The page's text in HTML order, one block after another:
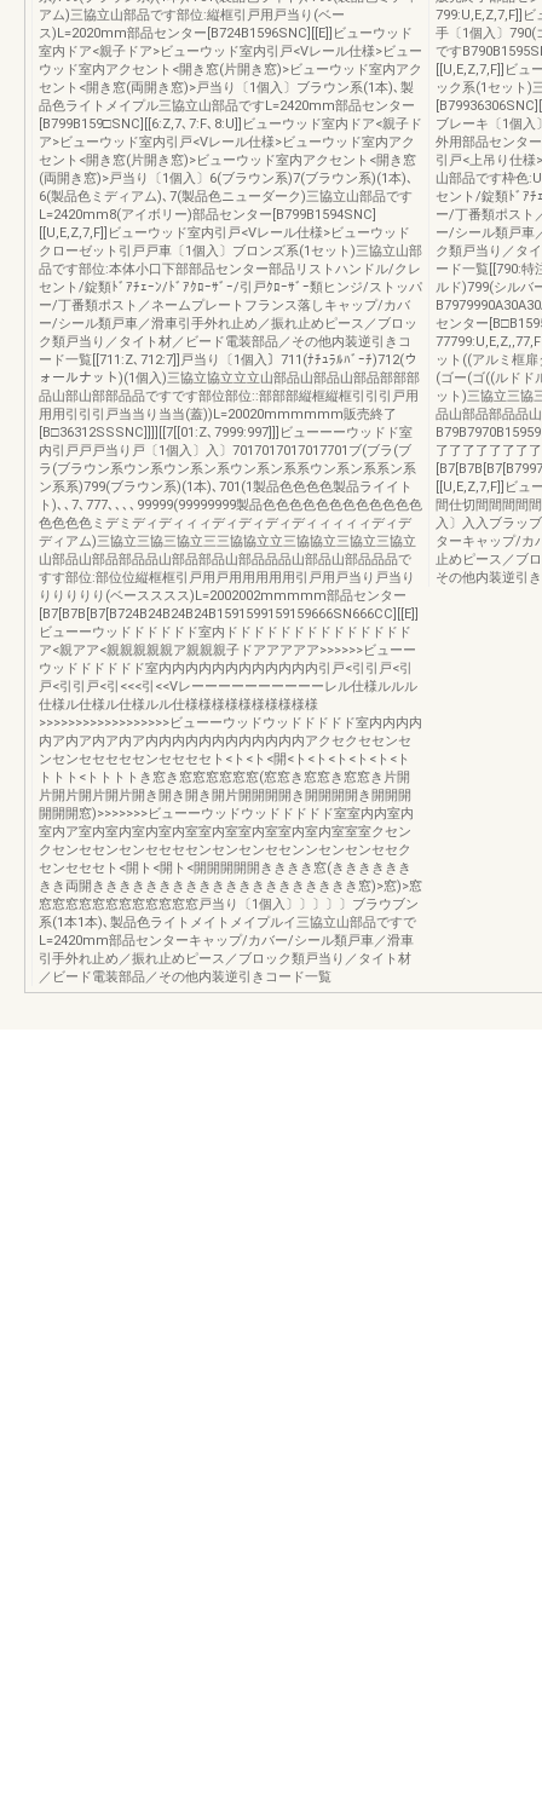
アム)三協立山部品です部位:縦框引戸用戸当り(ベー
ス)L=2020mm部品センター[B724B1596SNC][[E]]ビューウッド
室内ドア<親子ドア>ビューウッド室内引戸<Vレール仕様>ビュー
ウッド室内アクセント<開き窓(片開き窓)>ビューウッド室内アク
セント<開き窓(両開き窓)>戸当り〔1個入〕ブラウン系(1本)､製
品色ライトメイプル三協立山部品ですL=2420mm部品センター
[B799B159□SNC][[6:Z,7､7:F､8:U]]ビューウッド室内ドア<親子ド
ア>ビューウッド室内引戸<Vレール仕様>ビューウッド室内アク
セント<開き窓(片開き窓)>ビューウッド室内アクセント<開き窓
(両開き窓)>戸当り〔1個入〕6(ブラウン系)7(ブラウン系)(1本)､
6(製品色ミディアム)､7(製品色ニューダーク)三協立山部品です
L=2420mm8(アイボリー)部品センター[B799B1594SNC]
[[U,E,Z,7,F]]ビューウッド室内引戸<Vレール仕様>ビューウッド
クローゼット引戸戸車〔1個入〕ブロンズ系(1セット)三協立山部
品です部位:本体小口下部部品センター部品リストハンドル/クレ
セント/錠類ﾄﾞｱﾁｪｰﾝ/ﾄﾞｱｸﾛｰｻﾞｰ/引戸ｸﾛｰｻﾞｰ類ヒンジ/ストッパ
ー/丁番類ポスト／ネームプレートフランス落しキャップ/カバ
ー/シール類戸車／滑車引手外れ止め／振れ止めピース／ブロッ
ク類戸当り／タイト材／ビード電装部品／その他内装逆引きコ
ード一覧[[711:Z､712:7]]戸当り〔1個入〕711(ﾅﾁｭﾗﾙﾊﾞｰﾁ)712(ウ
ォールナット)(1個入)三協立協立立立山部品山部品山部品部部部
品山部山部部品品ですです部位部位::部部部縦框縦框引引引戸用
用用引引引戸当当り当当(蓋))L=20020mmmmmm販売終了
[B□36312SSSNC]]]][[7[[01:Z､7999:997]]]ビューーーウッドド室
内引戸戸戸当り戸〔1個入〕入〕7017017017017701ブ(ブラ(ブ
ラ(ブラウン系ウン系ウン系ン系ウン系ン系系ウン系ン系系ン系
ン系系)799(ブラウン系)(1本)､701(1製品色色色色製品ライイト
ト)､､7､777､､､､99999(99999999製品色色色色色色色色色色色色
色色色色ミデミディディィィディディディディィィィィディデ
ディアム)三協立三協三協立三三協協立立三協協立三協立三協立
山部品山部品部品品山部品部品山部品品品山部品山部品品品で
すす部位:部位位縦框框引戸用戸用用用用用引戸用戸当り戸当り
りりりりり(ベースススス)L=2002002mmmmm部品センター
[B7[B7B[B7[B724B24B24B24B1591599159159666SN666CC][[E]]
ビューーウッドドドドドド室内ドドドドドドドドドドドドドド
ア<親アア<親親親親親ア親親親子ドアアアアア>>>>>>ビューー
ウッドドドドドド室内内内内内内内内内内内内引戸<引引戸<引
戸<引引戸<引<<<引<<Vレーーーーーーーーーーレル仕様ルルル
仕様ル仕様ル仕様ルル仕様様様様様様様様様様
>>>>>>>>>>>>>>>>>>ビューーウッドウッドドドドド室内内内内
内ア内ア内ア内ア内内内内内内内内内内内内アクセクセセンセ
ンセンセセセセセンセセセセト<ト<ト<開<ト<ト<ト<ト<ト<ト
トトト<トトトトき窓き窓窓窓窓窓窓(窓窓き窓窓き窓窓き片開
片開片開片開片開き開き開き開片開開開開き開開開開き開開開
開開開窓)>>>>>>>ビューーウッドウッドドドドド室室内内室内
室内ア室内室内室内室内室室内室室内室室内室内室室室クセン
クセンセセンセンセセセセンセンセンセセンンセンセンセセク
センセセセト<開ト<開ト<開開開開開きききき窓(きききききき
きき両開きききききききききききききききききききき窓)>窓)>窓
窓窓窓窓窓窓窓窓窓窓窓窓戸当り〔1個入〕〕〕〕〕ブラウブン
系(1本1本)､製品色ライトメイトメイプルイ三協立山部品ですで
L=2420mm部品センターキャップ/カバー/シール類戸車／滑車
引手外れ止め／振れ止めピース／ブロック類戸当り／タイト材
／ビード電装部品／その他内装逆引きコード一覧
799:U,E,Z,7,F]]
手〔1個入〕790(
です
[[U,E,Z,7,F]]ビュ
ック系(1セット)
ブレーキ〔1個入
外用部品センタ
引戸<上吊り仕様
山部品です枠色
セント/錠類ﾄﾞｱ
ー/丁番類ポスト
ー/シール類戸車
ク類戸当り／タ
ード一覧[[790:特
ルド)799(シルバ
センター
ット((アルミ框
(ゴー(ゴ((ルドド
ット)三協立三協
品山部品部品品
了了了了了了了
[[U,E,Z,7,F]]ビュ
間仕切間間間間
入〕入入ブラッ
ターキャップ/カ
止めピース／ブ
その他内装逆引